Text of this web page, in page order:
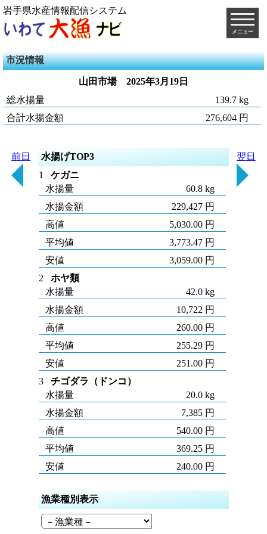
岩手県水産情報配信システム
メニュー
市況情報
山田市場
2025年3月19日
総水揚量
139.7 kg
合計水揚金額
276,604 円
前日
水揚げTOP3
1
ケガニ
水揚量
60.8 kg
水揚金額
229,427 円
高値
5,030.00 円
平均値
3,773.47 円
安値
3,059.00 円
2
ホヤ類
水揚量
42.0 kg
水揚金額
10,722 円
高値
260.00 円
平均値
255.29 円
安値
251.00 円
3
チゴダラ（ドンコ）
水揚量
20.0 kg
水揚金額
7,385 円
高値
540.00 円
平均値
369.25 円
安値
240.00 円
漁業種別表示
翌日